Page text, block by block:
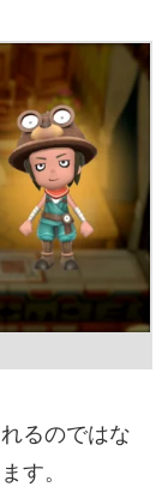
るのではな
す。